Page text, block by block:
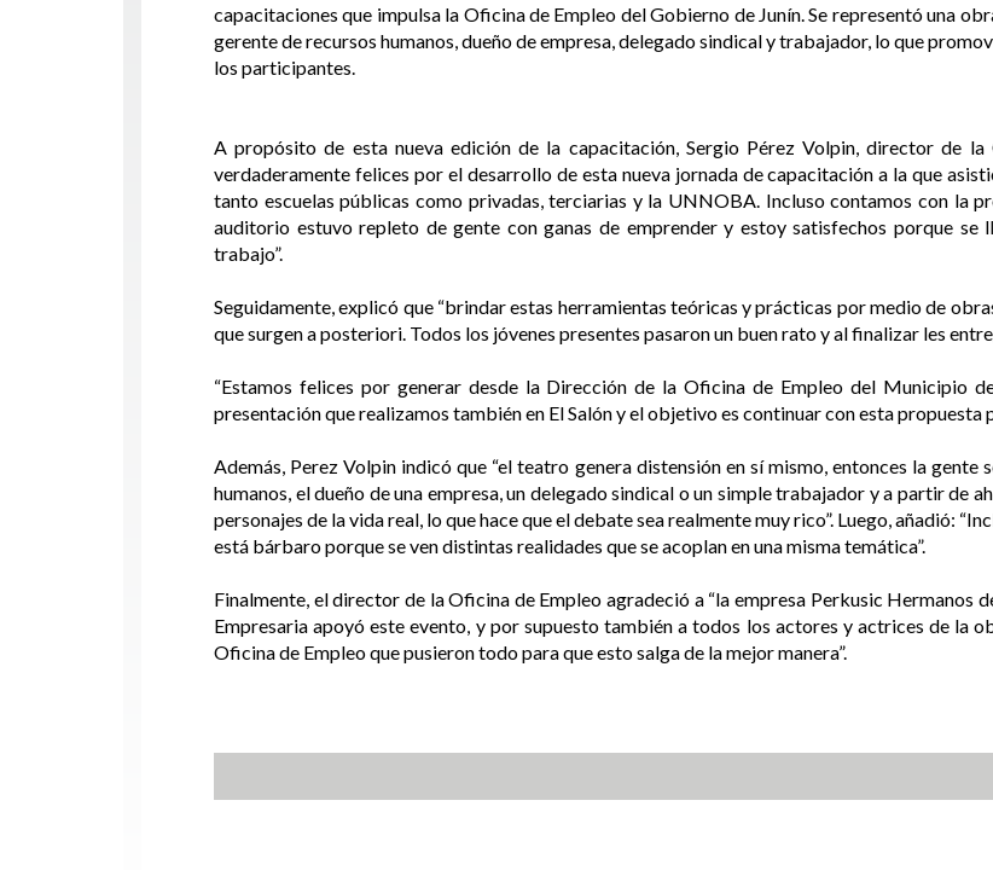
capacitaciones que impulsa la Oficina de Empleo del Gobierno de Junín. Se representó una
gerente de recursos humanos, dueño de empresa, delegado sindical y trabajador, lo que
los participantes.
A propósito de esta nueva edición de la capacitación, Sergio Pérez Volpin, director de
verdaderamente felices por el desarrollo de esta nueva jornada de capacitación a la que
tanto escuelas públicas como privadas, terciarias y la UNNOBA. Incluso contamos con la
auditorio estuvo repleto de gente con ganas de emprender y estoy satisfechos porque se
trabajo”.
Seguidamente, explicó que “brindar estas herramientas teóricas y prácticas por medio de
que surgen a posteriori. Todos los jóvenes presentes pasaron un buen rato y al finalizar les
“Estamos felices por generar desde la Dirección de la Oficina de Empleo del Municipio
presentación que realizamos también en El Salón y el objetivo es continuar con esta propuesta
Además, Perez Volpin indicó que “el teatro genera distensión en sí mismo, entonces la gente
humanos, el dueño de una empresa, un delegado sindical o un simple trabajador y a partir de
personajes de la vida real, lo que hace que el debate sea realmente muy rico”. Luego, añadió:
está bárbaro porque se ven distintas realidades que se acoplan en una misma temática”.
Finalmente, el director de la Oficina de Empleo agradeció a “la empresa Perkusic Hermanos
Empresaria apoyó este evento, y por supuesto también a todos los actores y actrices de la
Oficina de Empleo que pusieron todo para que esto salga de la mejor manera”.